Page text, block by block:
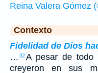
Reina Valera Gómez
Contexto
Fidelidad de Dios
… 32A pesar de todo
creyeron en sus